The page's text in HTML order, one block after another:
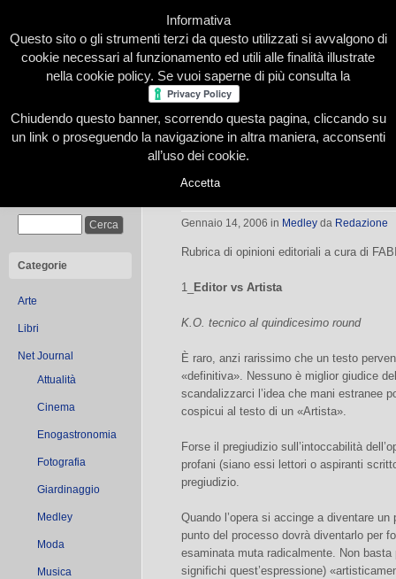
Home Presentazione Redazione Le nostre firme
Categorie
Arte
Libri
Net Journal
Attualità
Cinema
Enogastronomia
Fotografia
Giardinaggio
Medley
Moda
Musica
La matita blu
Gennaio 14, 2006 in Medley da Redazione
Rubrica di opinioni editoriali a cura di
1_ Editor vs Artista
K.O. tecnico al quindicesimo round
È raro, anzi rarissimo che un testo
«definitiva». Nessuno è miglior giudice
scandalizzarci l’idea che mani estranee
cospicui al testo di un «Artista».
Forse il pregiudizio sull’intoccabilità
profani (siano essi lettori o aspiranti
pregiudizio.
Quando l’opera si accinge a diventare
punto del processo dovrà diventarlo per
esaminata muta radicalmente. Non
significhi quest’espressione)
Informativa
Questo sito o gli strumenti terzi da questo utilizzati si avvalgono di
cookie necessari al funzionamento ed utili alle finalità illustrate
nella cookie policy. Se vuoi saperne di più consulta la
Chiudendo questo banner, scorrendo questa pagina, cliccando su
un link o proseguendo la navigazione in altra maniera, acconsenti
all’uso dei cookie.
Accetta